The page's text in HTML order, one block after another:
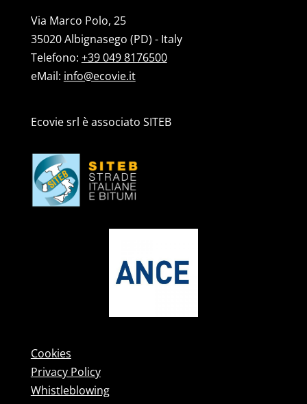
Via Marco Polo, 25
35020 Albignasego (PD) - Italy
Telefono: +39 049 8176500
eMail: info@ecovie.it
Ecovie srl è associato SITEB
Cookies
Privacy Policy
Whistleblowing